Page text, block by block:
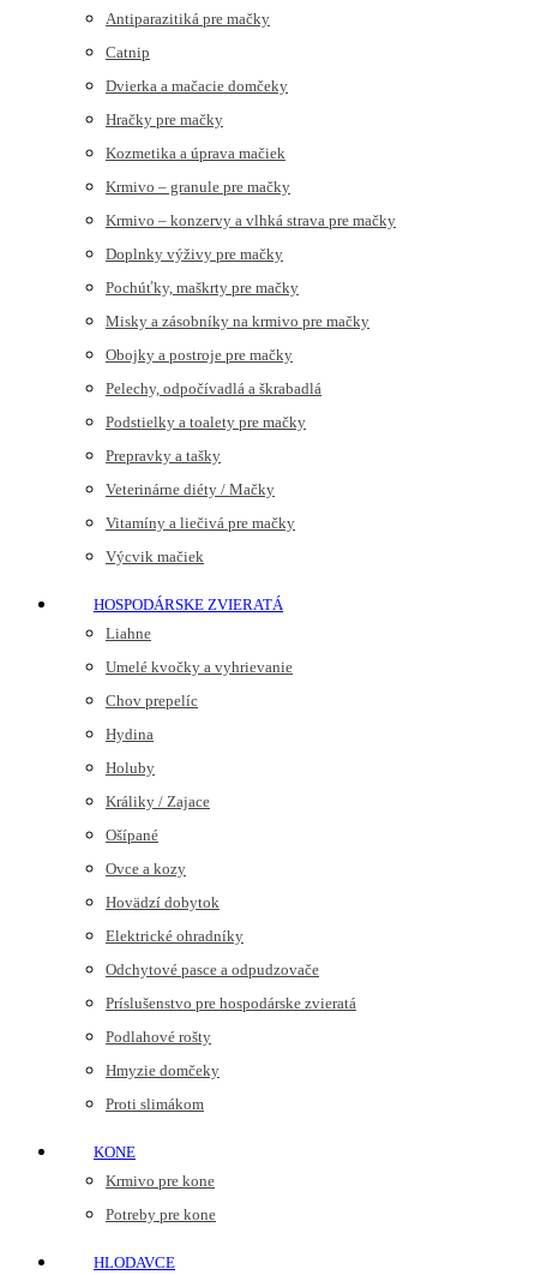
Antiparazitiká pre mačky
Catnip
Dvierka a mačacie domčeky
Hračky pre mačky
Kozmetika a úprava mačiek
Krmivo – granule pre mačky
Krmivo – konzervy a vlhká strava pre mačky
Doplnky výživy pre mačky
Pochúťky, maškrty pre mačky
Misky a zásobníky na krmivo pre mačky
Obojky a postroje pre mačky
Pelechy, odpočívadlá a škrabadlá
Podstielky a toalety pre mačky
Prepravky a tašky
Veterinárne diéty / Mačky
Vitamíny a liečivá pre mačky
Výcvik mačiek
HOSPODÁRSKE ZVIERATÁ
Liahne
Umelé kvočky a vyhrievanie
Chov prepelíc
Hydina
Holuby
Králiky / Zajace
Ošípané
Ovce a kozy
Hovädzí dobytok
Elektrické ohradníky
Odchytové pasce a odpudzovače
Príslušenstvo pre hospodárske zvieratá
Podlahové rošty
Hmyzie domčeky
Proti slimákom
KONE
Krmivo pre kone
Potreby pre kone
HLODAVCE